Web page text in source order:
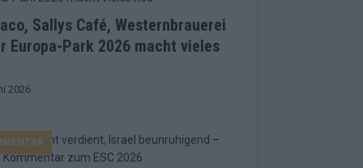
Sallys Café, Westernbrauerei
Europa-Park 2026 macht vieles
2026